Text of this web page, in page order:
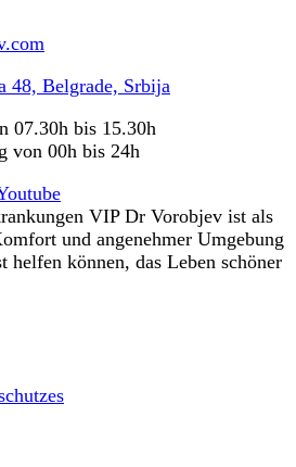
48, Belgrade, Srbija
07.30h bis 15.30h
von 00h bis 24h
VIP Dr Vorobjev ist als
und angenehmer Umgebung
helfen können, das Leben schöner